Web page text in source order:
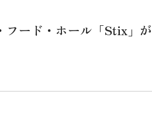
フード・ホール「Stix」が